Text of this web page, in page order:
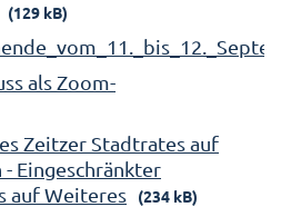
(129 kB)
als Zoom-
Zeitzer Stadtrates auf
Eingeschränkter
auf Weiteres
(234 kB)